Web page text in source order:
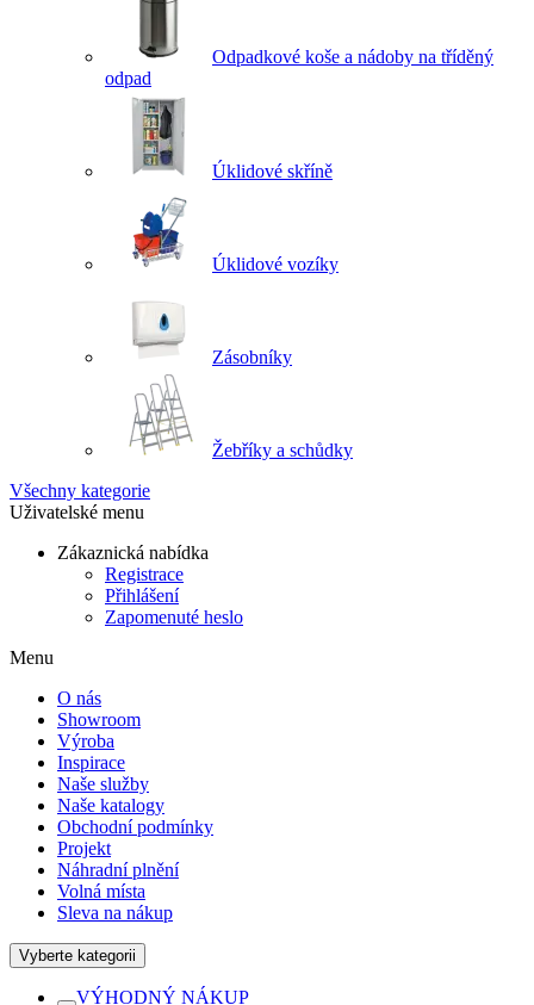
Odpadkové koše a nádoby na tříděný
odpad
Úklidové skříně
Úklidové vozíky
Zásobníky
Žebříky a schůdky
Všechny kategorie
Uživatelské menu
Zákaznická nabídka
Registrace
Přihlášení
Zapomenuté heslo
Menu
O nás
Showroom
Výroba
Inspirace
Naše služby
Naše katalogy
Obchodní podmínky
Projekt
Náhradní plnění
Volná místa
Sleva na nákup
Vyberte kategorii
VÝHODNÝ NÁKUP